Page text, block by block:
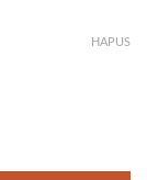
HAPUS